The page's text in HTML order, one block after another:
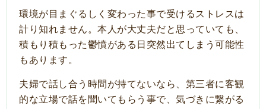
環境が目まぐるしく変わった事で受けるストレスは
計り知れません。本人が大丈夫だと思っていても、
積もり積もった鬱憤がある日突然出てしまう可能性
もあります。
夫婦で話し合う時間が持てないなら、第三者に客観
的な立場で話を聞いてもらう事で、気づきに繋がる